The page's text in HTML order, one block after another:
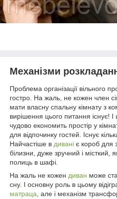
Механізми
Проблема організації вільного
гостро. На жаль, не кожен член
мати власну спальну кімнату з
вирішення цього питання існує!
чудово економить простір у
для відпочинку гостей. Існує
Найчастіше в дивані є короб для
білизни, дуже зручний і місткий,
полиць в шафі.
На жаль не кожен диван може
сну. І основну роль в цьому
матраца , але і механізм